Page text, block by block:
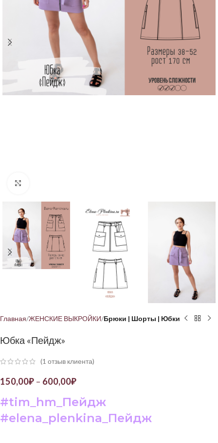
Главная ЖЕНСКИЕ ВЫКРОЙКИ Брюки | Шорты | Юбки
Юбка «Пейдж»
(1 отзыв клиента)
150,00₽ – 600,00₽
#tim hm _Пейдж
#elena plenkina _Пейдж